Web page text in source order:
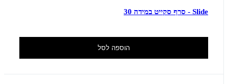
Slide - סרף סקייט במידה 30
הוספה לסל